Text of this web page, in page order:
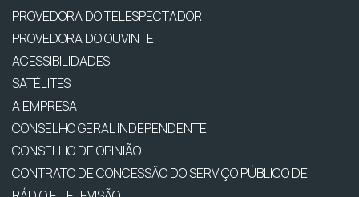
PROVEDORA DO TELESPECTADOR
PROVEDORA DO OUVINTE
ACESSIBILIDADES
SATÉLITES
A EMPRESA
CONSELHO GERAL INDEPENDENTE
CONSELHO DE OPINIÃO
CONTRATO DE CONCESSÃO DO SERVIÇO PÚBLICO DE